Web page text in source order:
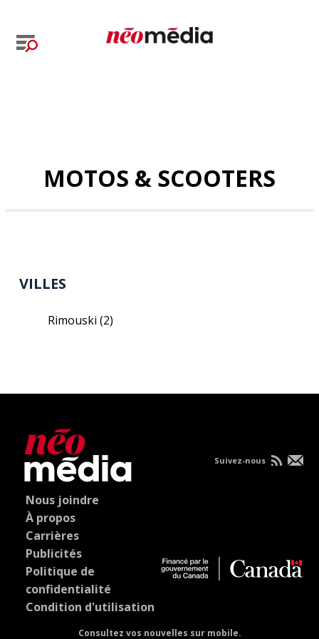
MOTOS & SCOOTERS
VILLES
Rimouski(2)
Nous joindre
À propos
Carrières
Publicités
Politique de
confidentialité
Condition d'utilisation
Consultez vos nouvelles sur mobile.
Suivez-nous